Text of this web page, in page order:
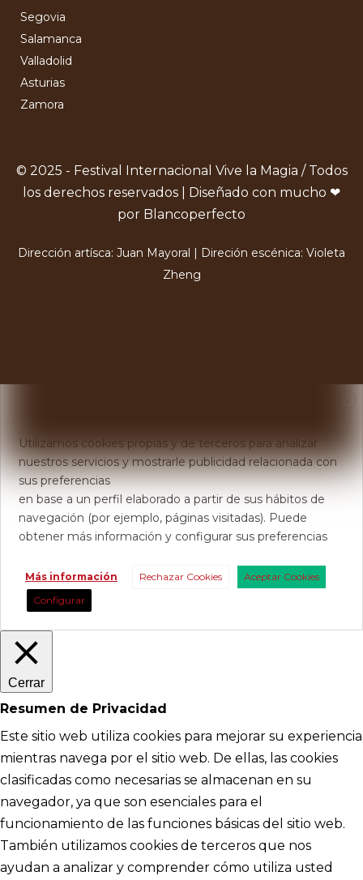
Segovia
Salamanca
Valladolid
Asturias
Zamora
© 2025 - Festival Internacional Vive la Magia / Todos
los derechos reservados | Diseñado con mucho ❤
por Blancoperfecto
Dirección artísca: Juan Mayoral | Direción escénica: Violeta
Zheng
Utilizamos cookies propias y de terceros para analizar
nuestros servicios y mostrarle publicidad relacionada con
sus preferencias
en base a un perfil elaborado a partir de sus hábitos de
navegación (por ejemplo, páginas visitadas). Puede
obtener más información y configurar sus preferencias
Más información Rechazar Cookies
Aceptar Cookies
Configurar
Cerrar
Resumen de Privacidad
Este sitio web utiliza cookies para mejorar su experiencia
mientras navega por el sitio web. De ellas, las cookies
clasificadas como necesarias se almacenan en su
navegador, ya que son esenciales para el
funcionamiento de las funciones básicas del sitio web.
También utilizamos cookies de terceros que nos
ayudan a analizar y comprender cómo utiliza usted